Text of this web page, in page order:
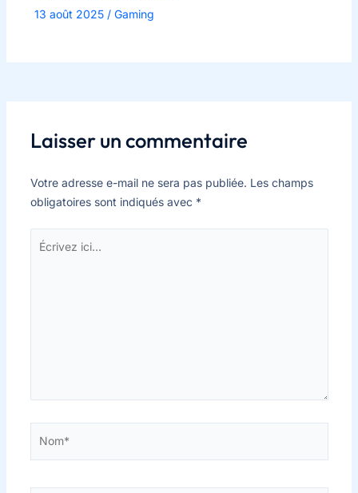
13 août 2025 / Gaming
Laisser un commentaire
Votre adresse e-mail ne sera pas publiée. Les champs
obligatoires sont indiqués avec *
Écrivez